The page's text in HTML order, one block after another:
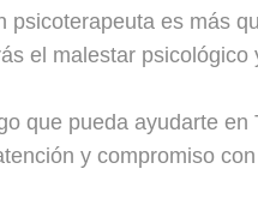
psicoterapeuta es más
el malestar
que pueda ayudarte
y compromiso